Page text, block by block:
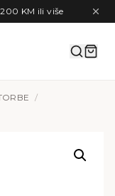
KM ili više
/